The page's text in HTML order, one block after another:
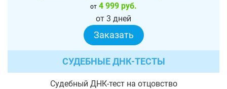
от 4 999 руб.
от 3 дней
Заказать
СУДЕБНЫЕ ДНК-ТЕСТЫ
Судебный ДНК-тест на отцовство